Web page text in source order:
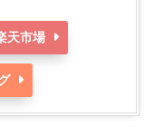
天市場